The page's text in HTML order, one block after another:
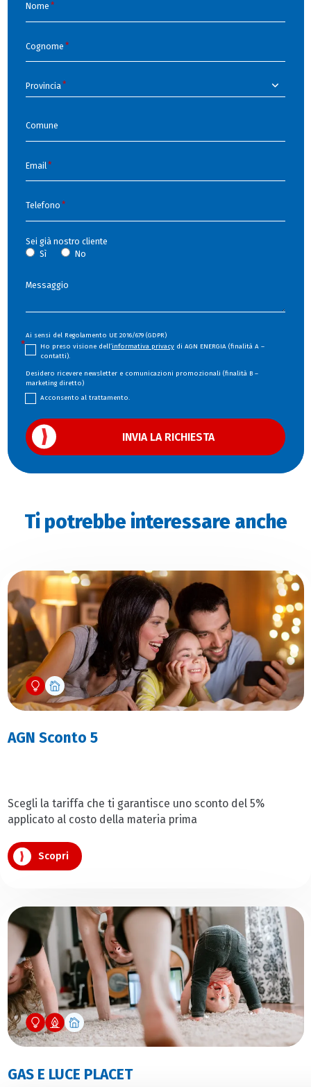
Nome
Cognome
Provincia
Comune
Email
Telefono
Sei già nostro cliente
Sì
No
Messaggio
Ai sensi del Regolamento UE 2016/679 (GDPR)
Ho preso visione dell’informativa privacydi AGN ENERGIA (finalità A –
contatti).
Desidero ricevere newsletter e comunicazioni promozionali (finalità B –
marketing diretto)
Acconsento al trattamento.
Ti potrebbe interessare anche
AGN Sconto 5
Scegli la tariffa che ti garantisce uno sconto del 5%
applicato al costo della materia prima
Scopri
GAS E LUCE PLACET